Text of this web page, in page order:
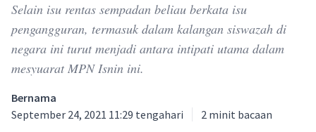
Selain isu rentas sempadan beliau berkata isu
pengangguran, termasuk dalam kalangan siswazah di
negara ini turut menjadi antara intipati utama dalam
mesyuarat MPN Isnin ini.
Bernama
September 24, 2021 11:29 tengahari
2 minit bacaan